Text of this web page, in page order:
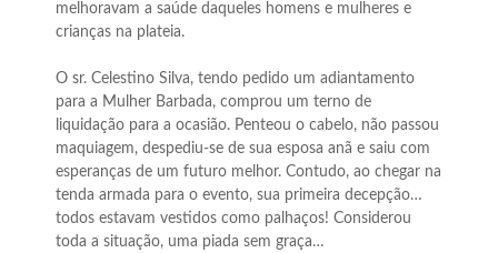
melhoravam a saúde daqueles homens e mulheres e
crianças na plateia.
O sr. Celestino Silva, tendo pedido um adiantamento
para a Mulher Barbada, comprou um terno de
liquidação para a ocasião. Penteou o cabelo, não passou
maquiagem, despediu-se de sua esposa anã e saiu com
esperanças de um futuro melhor. Contudo, ao chegar na
tenda armada para o evento, sua primeira decepção…
todos estavam vestidos como palhaços! Considerou
toda a situação, uma piada sem graça…